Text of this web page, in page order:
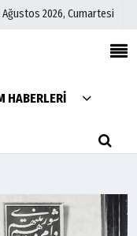
2026, Cumartesi
HABERLERİ
Künye
Çerez Politikası